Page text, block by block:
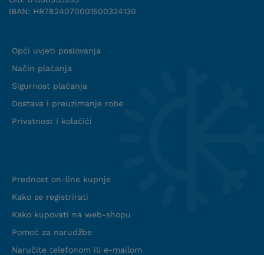
IBAN: HR7824070001500324130
Opći uvjeti poslovanja
Način plaćanja
Sigurnost plaćanja
Dostava i preuzimanje robe
Privatnost i kolačići
Prednost on-line kupnje
Kako se registrirati
Kako kupovati na web-shopu
Pomoć za narudžbe
Naručite telefonom ili e-mailom